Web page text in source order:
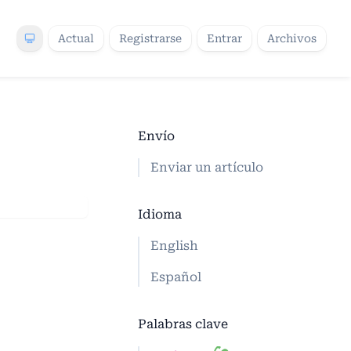
Actual Registrarse Entrar Archivos
Envío
Enviar un artículo
Idioma
English
Español
Palabras clave